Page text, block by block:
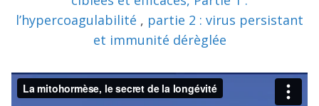
l’hypercoagulabilité , partie 2 : virus persistant
et immunité dérèglée